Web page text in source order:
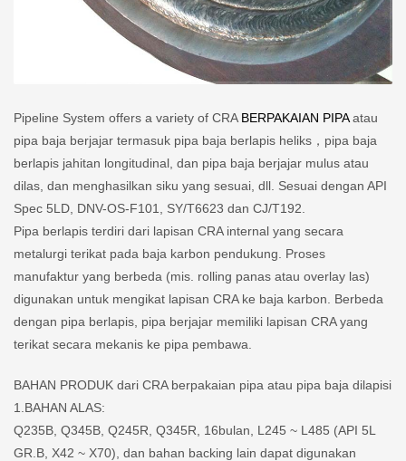
Pipeline System offers a variety of CRA BERPAKAIAN PIPAatau
pipa baja berjajar termasuk pipa baja berlapis heliks，pipa baja
berlapis jahitan longitudinal, dan pipa baja berjajar mulus atau
dilas, dan menghasilkan siku yang sesuai, dll. Sesuai dengan API
Spec 5LD, DNV-OS-F101, SY/T6623 dan CJ/T192.
Pipa berlapis terdiri dari lapisan CRA internal yang secara
metalurgi terikat pada baja karbon pendukung. Proses
manufaktur yang berbeda (mis. rolling panas atau overlay las)
digunakan untuk mengikat lapisan CRA ke baja karbon. Berbeda
dengan pipa berlapis, pipa berjajar memiliki lapisan CRA yang
terikat secara mekanis ke pipa pembawa.
BAHAN PRODUK dari CRA berpakaian pipa atau pipa baja dilapisi
1.BAHAN ALAS:
Q235B, Q345B, Q245R, Q345R, 16bulan, L245 ~ L485 (API 5L
GR.B, X42 ~ X70), dan bahan backing lain dapat digunakan